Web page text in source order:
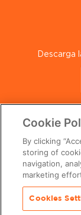
Descarga
© 2024
Cookie
By clicking
storing of
navigation,
marketing
Cookies